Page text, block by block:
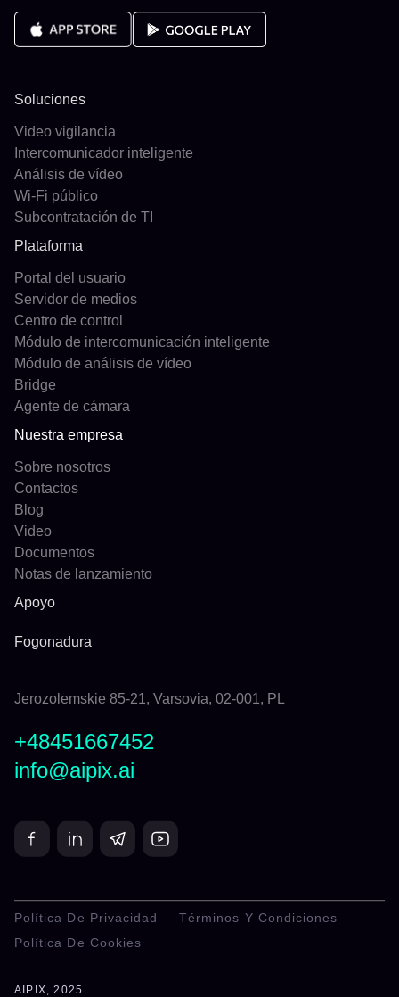
Soluciones
Video vigilancia
Intercomunicador inteligente
Análisis de vídeo
Wi-Fi público
Subcontratación de TI
Plataforma
Portal del usuario
Servidor de medios
Centro de control
Módulo de intercomunicación inteligente
Módulo de análisis de vídeo
Bridge
Agente de cámara
Nuestra empresa
Sobre nosotros
Contactos
Blog
Video
Documentos
Notas de lanzamiento
Apoyo
Fogonadura
Jerozolemskie 85-21, Varsovia, 02-001, PL
+48451667452
info@aipix.ai
Política De Privacidad
Términos Y Condiciones
Política De Cookies
AIPIX, 2025